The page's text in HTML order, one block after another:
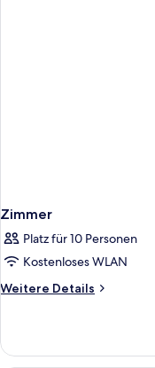
Zimmer
Platz für 10 Personen
Kostenloses WLAN
Weitere Details
Weitere